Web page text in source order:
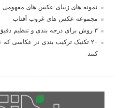
نمونه های زیبای عکس های مفهومی
مجموعه عکس های غروب آفتاب
۳ روش برای درجه بندی و تنظیم دقیق رنگ در فتوشاپ
۲۰ تکنیک ترکیب بندی در عکاسی
کنند